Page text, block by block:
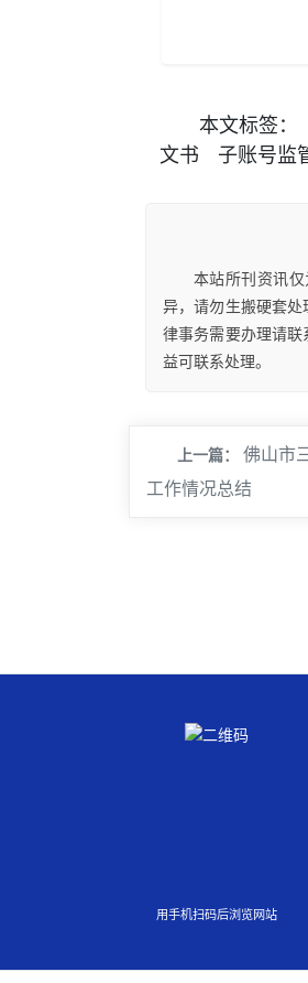
本文标签：
文书
子账号监
本站所刊资讯
异，请勿生搬硬套
律事务需要办理请
益可联系处理。
上一篇：
佛山市
工作情况总结
用手机扫码后浏览网站